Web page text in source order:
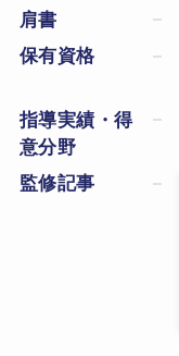
肩書
保有資格
指導実績・得
意分野
監修記事